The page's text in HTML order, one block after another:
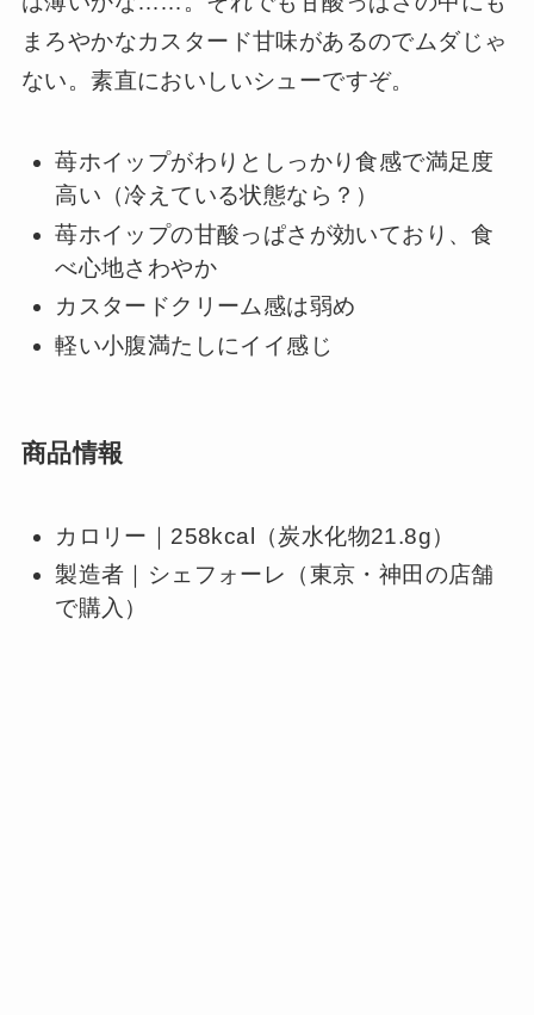
まろやかなカスタード甘味があるのでムダじゃ
ない。素直においしいシューですぞ。
苺ホイップがわりとしっかり食感で満足度
高い（冷えている状態なら？）
苺ホイップの甘酸っぱさが効いており、食
べ心地さわやか
カスタードクリーム感は弱め
軽い小腹満たしにイイ感じ
商品情報
カロリー｜258kcal（炭水化物21.8g）
製造者｜シェフォーレ（東京・神田の店舗
で購入）